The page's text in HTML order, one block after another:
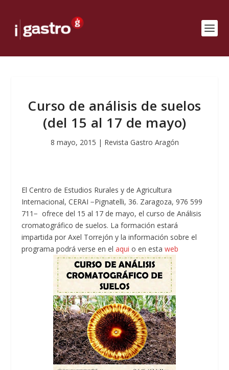
Curso de análisis de suelos
(del 15 al 17 de mayo)
8 mayo, 2015 | Revista Gastro Aragón
El Centro de Estudios Rurales y de Agricultura
Internacional, CERAI −Pignatelli, 36. Zaragoza, 976 599
711− ofrece del 15 al 17 de mayo, el curso de Análisis
cromatográfico de suelos. La formación estará
impartida por Axel Torrejón y la información sobre el
programa podrá verse en elaqui o en estaweb